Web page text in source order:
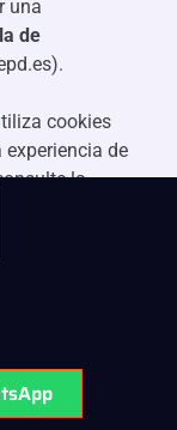
una
de
cookies
de
la